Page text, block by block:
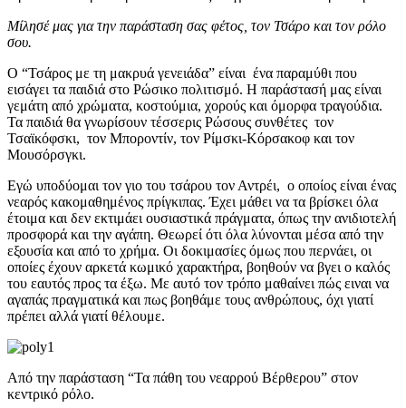
Μίλησέ μας για την παράσταση σας φέτος, τον Τσάρο και τον ρόλο
σου.
Ο “Τσάρος με τη μακρυά γενειάδα” είναι ένα παραμύθι που
εισάγει τα παιδιά στο Ρώσικο πολιτισμό. Η παράστασή μας είναι
γεμάτη από χρώματα, κοστούμια, χορούς και όμορφα τραγούδια.
Τα παιδιά θα γνωρίσουν τέσσερις Ρώσους συνθέτες τον
Τσαϊκόφσκι, τον Μποροντίν, τον Ρίμσκι-Κόρσακοφ και τον
Μουσόρσγκι.
Εγώ υποδύομαι τον γιο του τσάρου τον Αντρέι, ο οποίος είναι ένας
νεαρός κακομαθημένος πρίγκιπας. Έχει μάθει να τα βρίσκει όλα
έτοιμα και δεν εκτιμάει ουσιαστικά πράγματα, όπως την ανιδιοτελή
προσφορά και την αγάπη. Θεωρεί ότι όλα λύνονται μέσα από την
εξουσία και από το χρήμα. Οι δοκιμασίες όμως που περνάει, οι
οποίες έχουν αρκετά κωμικό χαρακτήρα, βοηθούν να βγει ο καλός
του εαυτός προς τα έξω. Με αυτό τον τρόπο μαθαίνει πώς ειναι να
αγαπάς πραγματικά και πως βοηθάμε τους ανθρώπους, όχι γιατί
πρέπει αλλά γιατί θέλουμε.
Από την παράσταση “Τα πάθη του νεαρρού Βέρθερου” στον
κεντρικό ρόλο.